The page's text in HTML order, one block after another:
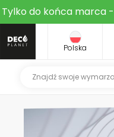
Tylko do końca marca
Polska